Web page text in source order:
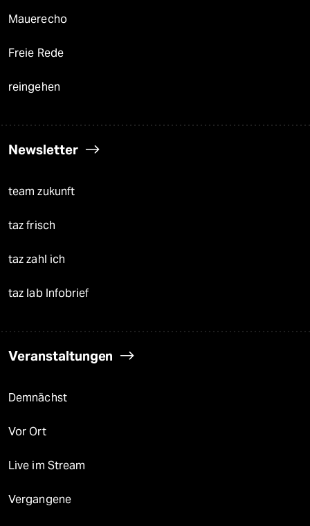
Mauerecho
Freie Rede
reingehen
Newsletter
team zukunft
taz frisch
taz zahl ich
taz lab Infobrief
Veranstaltungen
Demnächst
Vor Ort
Live im Stream
Vergangene